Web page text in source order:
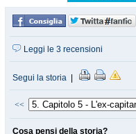
Leggi le 3 recensioni
Segui la storia
<<
Cosa pensi della storia?